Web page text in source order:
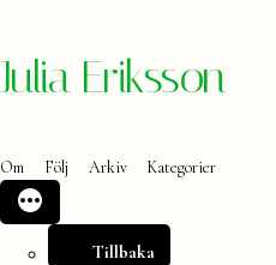
Hoppa
Julia Eriksson
Om Följ Arkiv Kategorier
Tillbaka